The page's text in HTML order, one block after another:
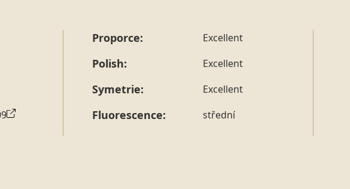
Proporce: Excellent
Polish: Excellent
Symetrie: Excellent
Fluorescence: střední